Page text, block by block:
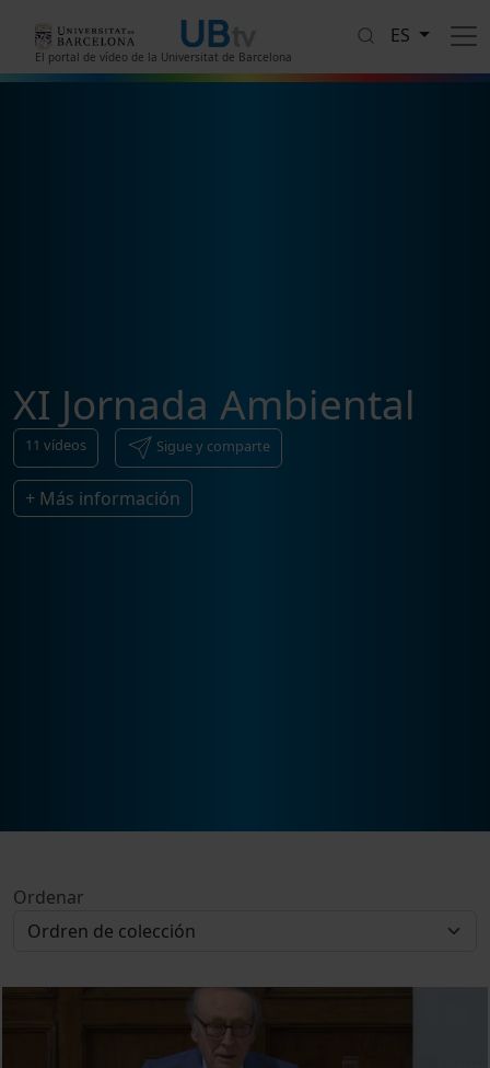
El portal de vídeo de la Universitat de Barcelona
ES
XI Jornada Ambiental
11 vídeos Sigue y comparte
+ Más información
Ordenar